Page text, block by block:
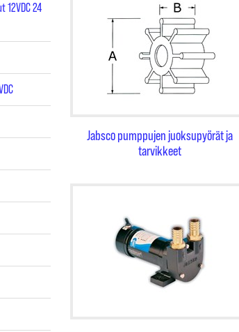
Jabsco pumppujen juoksupyörät ja
tarvikkeet
24